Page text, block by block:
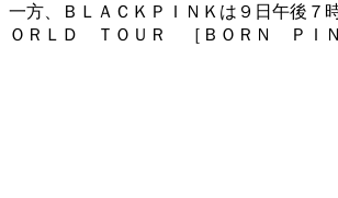
一方、ＢＬＡＣＫＰＩＮＫは９日午後
ＯＲＬＤ ＴＯＵＲ ［ＢＯＲＮ ＰＩＮ